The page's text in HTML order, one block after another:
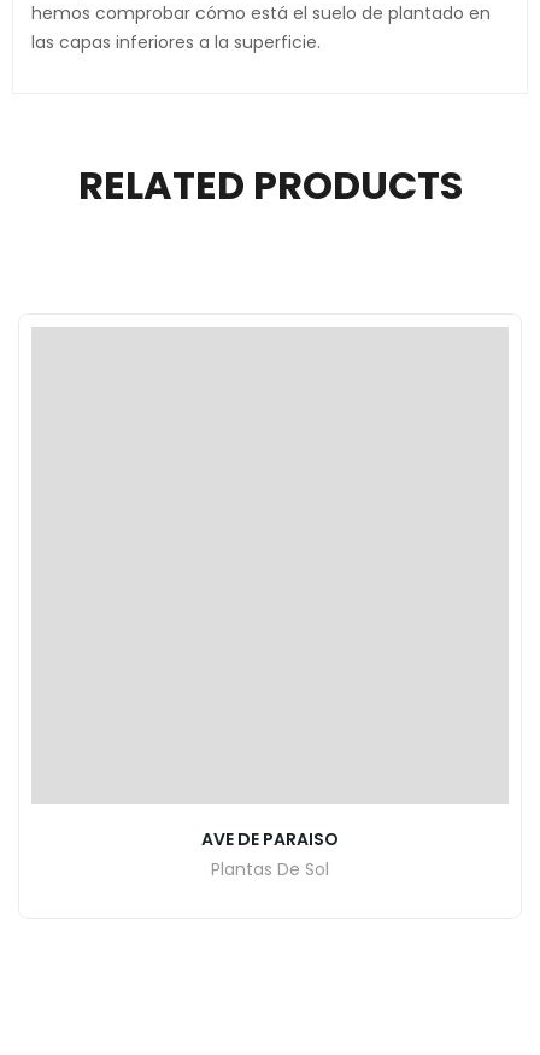
hemos comprobar cómo está el suelo de plantado en
las capas inferiores a la superficie.
RELATED PRODUCTS
AVE DE PARAISO
Plantas De Sol